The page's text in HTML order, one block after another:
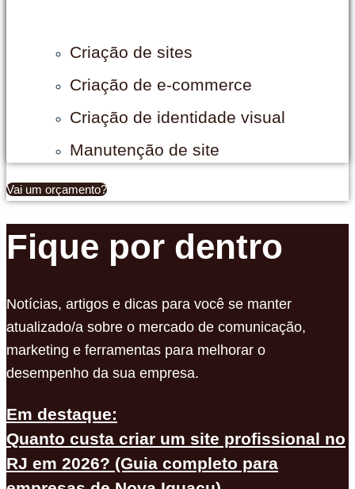
Criação de sites
Criação de e-commerce
Criação de identidade visual
Manutenção de site
Vai um orçamento?
Fique por dentro
Notícias, artigos e dicas para você se manter
atualizado/a sobre o mercado de comunicação,
marketing e ferramentas para melhorar o
desempenho da sua empresa.
Em destaque:
Quanto custa criar um site profissional no
RJ em 2026? (Guia completo para